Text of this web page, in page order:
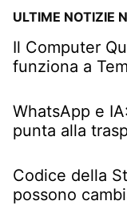
ULTIME NOTIZIE
Il Computer
funziona a
WhatsApp e
punta alla
Codice della
possono